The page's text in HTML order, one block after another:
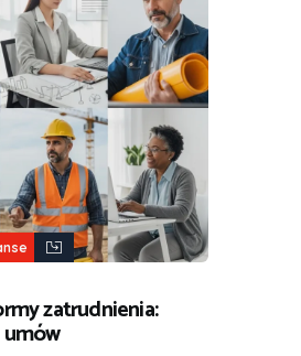
zatrudnienia: